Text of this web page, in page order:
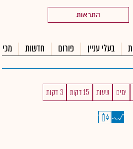
התראות
בעלי עניין פורום חדשות
ימים שעות 15 דקות 3 דקות